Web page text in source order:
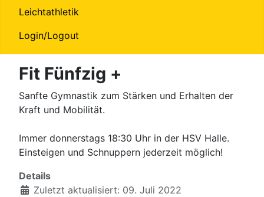
Leichtathletik
Login/Logout
Fit Fünfzig +
Sanfte Gymnastik zum Stärken und Erhalten der
Kraft und Mobilität.
Immer donnerstags 18:30 Uhr in der HSV Halle.
Einsteigen und Schnuppern jederzeit möglich!
Details
Zuletzt aktualisiert: 09. Juli 2022